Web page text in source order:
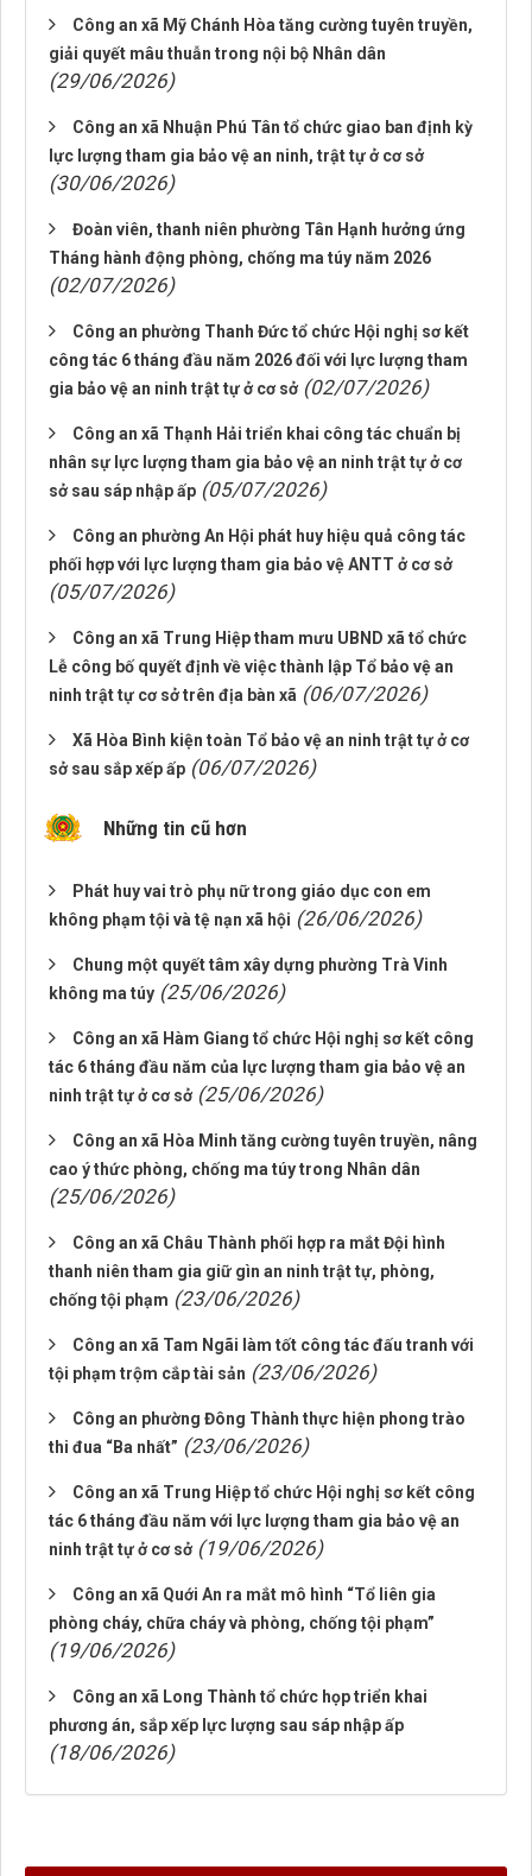
Công an xã Mỹ Chánh Hòa tăng cường tuyên truyền,
giải quyết mâu thuẫn trong nội bộ Nhân dân
(29/06/2026)
Công an xã Nhuận Phú Tân tổ chức giao ban định kỳ
lực lượng tham gia bảo vệ an ninh, trật tự ở cơ sở
(30/06/2026)
Đoàn viên, thanh niên phường Tân Hạnh hưởng ứng
Tháng hành động phòng, chống ma túy năm 2026
(02/07/2026)
Công an phường Thanh Đức tổ chức Hội nghị sơ kết
công tác 6 tháng đầu năm 2026 đối với lực lượng tham
gia bảo vệ an ninh trật tự ở cơ sở (02/07/2026)
Công an xã Thạnh Hải triển khai công tác chuẩn bị
nhân sự lực lượng tham gia bảo vệ an ninh trật tự ở cơ
sở sau sáp nhập ấp (05/07/2026)
Công an phường An Hội phát huy hiệu quả công tác
phối hợp với lực lượng tham gia bảo vệ ANTT ở cơ sở
(05/07/2026)
Công an xã Trung Hiệp tham mưu UBND xã tổ chức
Lễ công bố quyết định về việc thành lập Tổ bảo vệ an
ninh trật tự cơ sở trên địa bàn xã (06/07/2026)
Xã Hòa Bình kiện toàn Tổ bảo vệ an ninh trật tự ở cơ
sở sau sắp xếp ấp (06/07/2026)
Những tin cũ hơn
Phát huy vai trò phụ nữ trong giáo dục con em
không phạm tội và tệ nạn xã hội (26/06/2026)
Chung một quyết tâm xây dựng phường Trà Vinh
không ma túy (25/06/2026)
Công an xã Hàm Giang tổ chức Hội nghị sơ kết công
tác 6 tháng đầu năm của lực lượng tham gia bảo vệ an
ninh trật tự ở cơ sở (25/06/2026)
Công an xã Hòa Minh tăng cường tuyên truyền, nâng
cao ý thức phòng, chống ma túy trong Nhân dân
(25/06/2026)
Công an xã Châu Thành phối hợp ra mắt Đội hình
thanh niên tham gia giữ gìn an ninh trật tự, phòng,
chống tội phạm (23/06/2026)
Công an xã Tam Ngãi làm tốt công tác đấu tranh với
tội phạm trộm cắp tài sản (23/06/2026)
Công an phường Đông Thành thực hiện phong trào
thi đua “Ba nhất” (23/06/2026)
Công an xã Trung Hiệp tổ chức Hội nghị sơ kết công
tác 6 tháng đầu năm với lực lượng tham gia bảo vệ an
ninh trật tự ở cơ sở (19/06/2026)
Công an xã Quới An ra mắt mô hình “Tổ liên gia
phòng cháy, chữa cháy và phòng, chống tội phạm”
(19/06/2026)
Công an xã Long Thành tổ chức họp triển khai
phương án, sắp xếp lực lượng sau sáp nhập ấp
(18/06/2026)